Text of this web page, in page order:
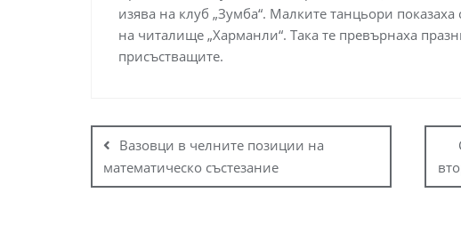
изява на клуб „Зумба“. Малките танцьори
на читалище „Харманли“. Така те превърнаха
присъстващите.
Вазовци в челните позиции на
математическо състезание